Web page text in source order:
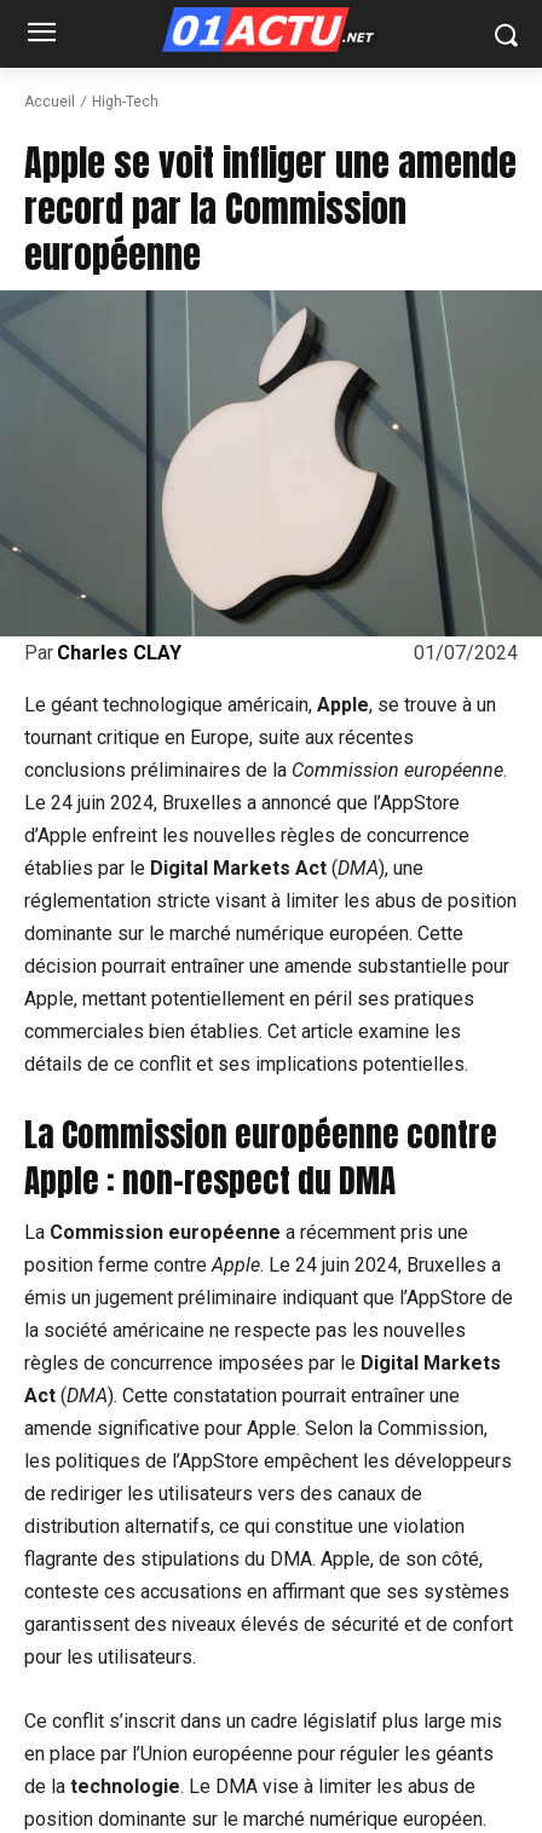
Accueil High-Tech
Apple se voit infliger une amende
record par la Commission
européenne
01/07/2024
Par Charles CLAY
Le géant technologique américain, Apple, se trouve à un
tournant critique en Europe, suite aux récentes
conclusions préliminaires de la Commission européenne.
Le 24 juin 2024, Bruxelles a annoncé que l’AppStore
d’Apple enfreint les nouvelles règles de concurrence
établies par le Digital Markets Act (DMA), une
réglementation stricte visant à limiter les abus de position
dominante sur le marché numérique européen. Cette
décision pourrait entraîner une amende substantielle pour
Apple, mettant potentiellement en péril ses pratiques
commerciales bien établies. Cet article examine les
détails de ce conflit et ses implications potentielles.
La Commission européenne contre
Apple : non-respect du DMA
La Commission européenne a récemment pris une
position ferme contreApple. Le 24 juin 2024, Bruxelles a
émis un jugement préliminaire indiquant que l’AppStore de
la société américaine ne respecte pas les nouvelles
règles de concurrence imposées par le Digital Markets
Act (DMA). Cette constatation pourrait entraîner une
amende significative pour Apple. Selon la Commission,
les politiques de l’AppStore empêchent les développeurs
de rediriger les utilisateurs vers des canaux de
distribution alternatifs, ce qui constitue une violation
flagrante des stipulations du DMA. Apple, de son côté,
conteste ces accusations en affirmant que ses systèmes
garantissent des niveaux élevés de sécurité et de confort
pour les utilisateurs.
Ce conflit s’inscrit dans un cadre législatif plus large mis
en place par l’Union européenne pour réguler les géants
de la technologie. Le DMA vise à limiter les abus de
position dominante sur le marché numérique européen.